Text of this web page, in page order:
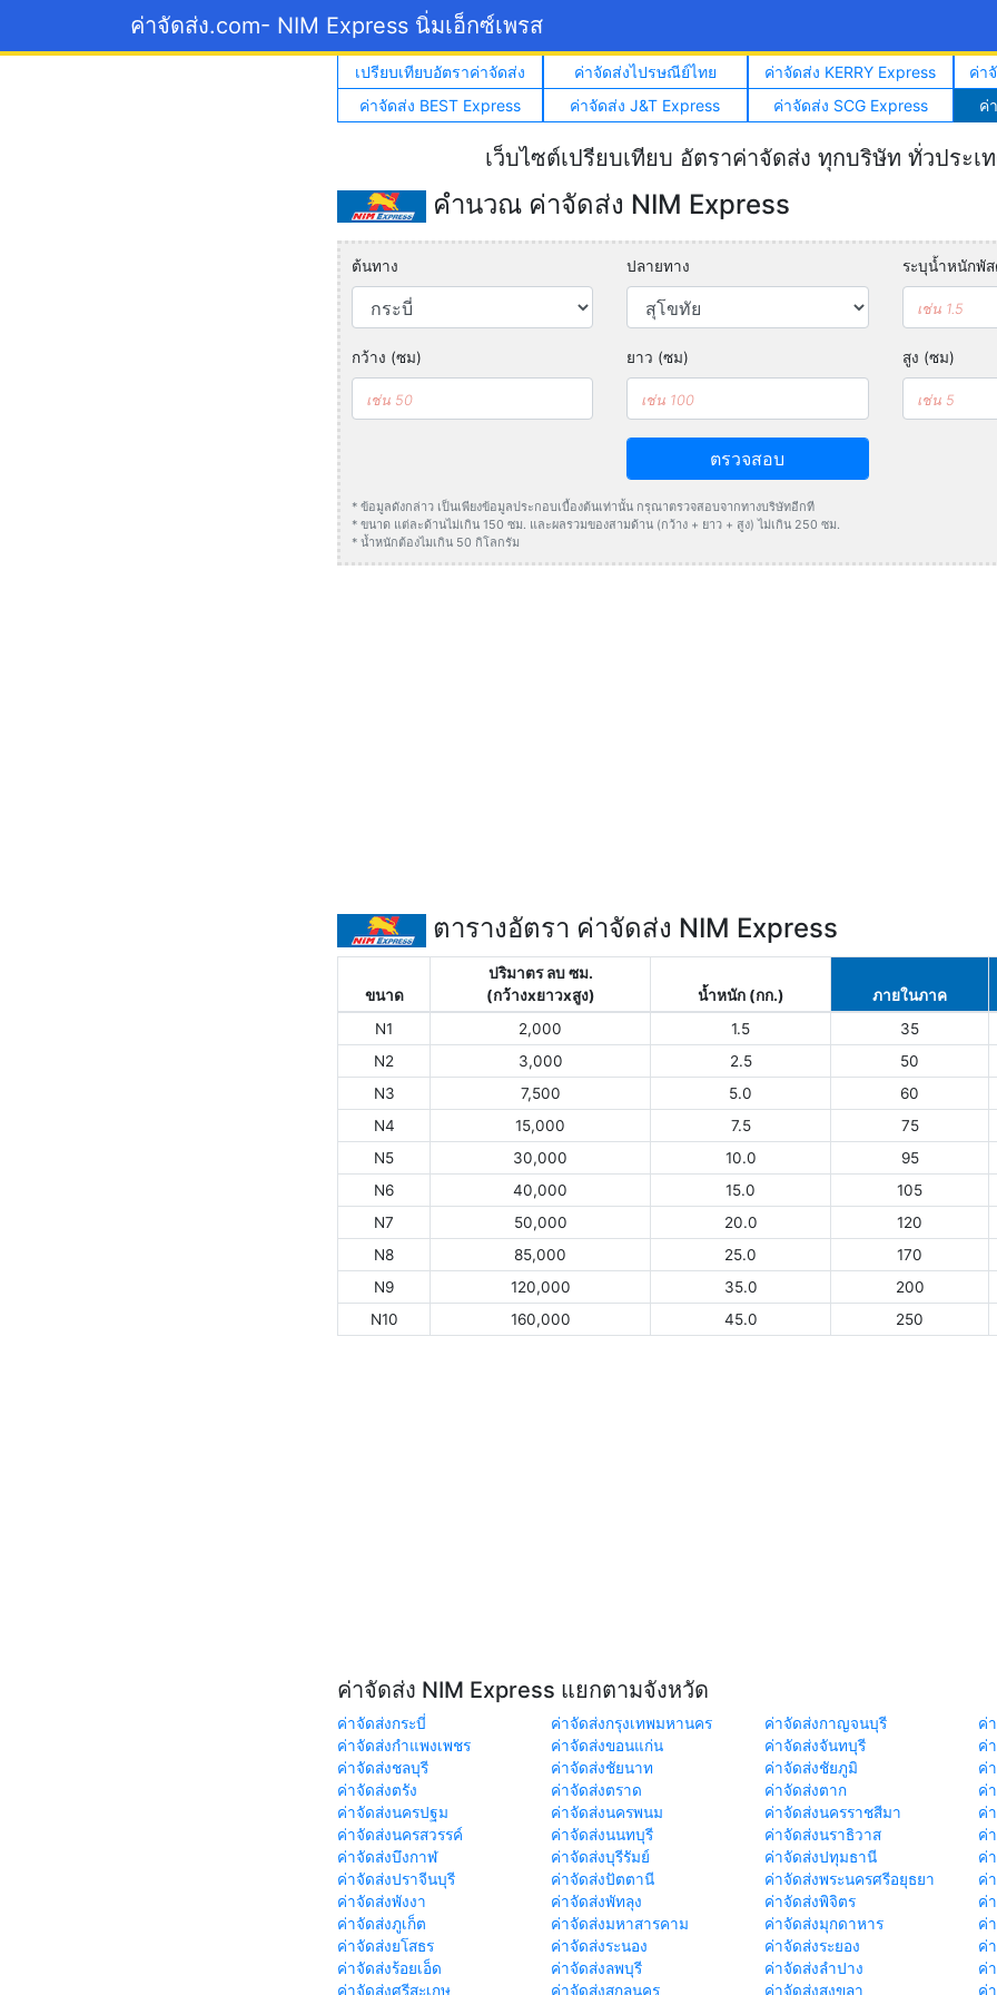
ค่าจัดส่ง.com- NIM Express นิ่มเอ็กซ์เพรส
เปรียบเทียบอัตราค่าจัดส่ง ค่าจัดส่งไปรษณีย์ไทย ค่าจัดส่ง KERRY Express
ค่า
ค่าจัดส่ง BEST Express
ค่าจัดส่ง J&T Express ค่าจัดส่ง SCG Express ค่
เว็บไซต์เปรียบเทียบ อัตราค่าจัดส่ง ทุกบริษัท ทั่วประเ
คำนวณ ค่าจัดส่ง NIM Express
ต้นทาง ปลายทาง ระบุน้ำหนักพั
กว้าง (ซม) ยาว (ซม) สูง (ซม)
ตรวจสอบ
* ข้อมูลดังกล่าว เป็นเพียงข้อมูลประกอบเบื้องต้นเท่านั้น กรุณาตรวจสอบจากทางบริษัทอีกที
* ขนาด แต่ละด้านไม่เกิน 150 ซม. และผลรวมของสามด้าน (กว้าง + ยาว + สูง) ไม่เกิน 250 ซม.
* น้ำหนักต้องไมเกิน 50 กิโลกรัม
ตารางอัตรา ค่าจัดส่ง NIM Express
ขนาด
ปริมาตร ลบ ซม.
(กว้างxยาวxสูง)
น้ำหนัก (กก.) ภายในภาค
N1
2,000 1.5 35
N2
3,000 2.5 50
N3
7,500 5.0 60
N4
15,000 7.5 75
N5
30,000 10.0 95
N6
40,000 15.0 105
N7
50,000 20.0 120
N8
85,000 25.0 170
N9
120,000 35.0 200
N10
160,000 45.0 250
ค่าจัดส่ง NIM Express แยกตามจังหวัด
ค่าจัดส่งกระบี่ ค่าจัดส่งกรุงเทพมหานคร ค่าจัดส่งกาญจนบุรี
ค่
ค่าจัดส่งกำแพงเพชร
ค่าจัดส่งขอนแก่น ค่าจัดส่งจันทบุรี
ค่
ค่าจัดส่งชลบุรี
ค่าจัดส่งชัยนาท ค่าจัดส่งชัยภูมิ
ค่
ค่าจัดส่งตรัง
ค่าจัดส่งตราด ค่าจัดส่งตาก
ค่
ค่าจัดส่งนครปฐม
ค่าจัดส่งนครพนม ค่าจัดส่งนครราชสีมา
ค่
ค่าจัดส่งนครสวรรค์
ค่าจัดส่งนนทบุรี ค่าจัดส่งนราธิวาส
ค่
ค่าจัดส่งบึงกาฬ
ค่าจัดส่งบุรีรัมย์ ค่าจัดส่งปทุมธานี
ค่
ค่าจัดส่งปราจีนบุรี
ค่าจัดส่งปัตตานี ค่าจัดส่งพระนครศรีอยุธยา
ค่
ค่าจัดส่งพังงา
ค่าจัดส่งพัทลุง ค่าจัดส่งพิจิตร
ค่
ค่าจัดส่งภูเก็ต
ค่าจัดส่งมหาสารคาม ค่าจัดส่งมุกดาหาร
ค่
ค่าจัดส่งยโสธร
ค่าจัดส่งระนอง ค่าจัดส่งระยอง
ค่
ค่าจัดส่งร้อยเอ็ด
ค่าจัดส่งลพบุรี ค่าจัดส่งลำปาง
ค่
ค่าจัดส่งศรีสะเกษ
ค่าจัดส่งสกลนคร ค่าจัดส่งสงขลา ค่